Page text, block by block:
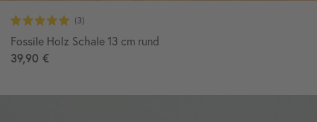
Fossile Holz Schale 13 cm rund
39,90 €